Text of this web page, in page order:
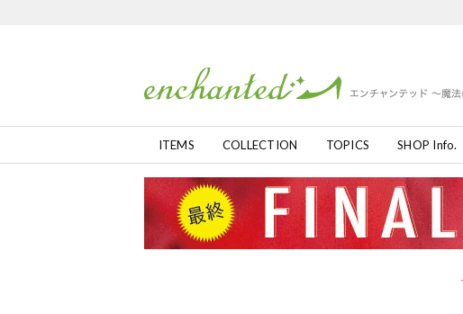
ITEMS COLLECTION TOPICS SHOP Info.